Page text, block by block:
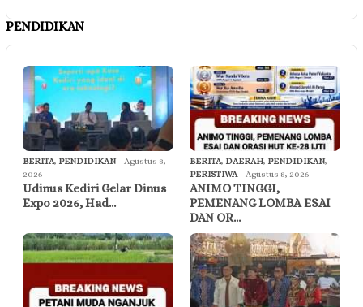
PENDIDIKAN
BERITA, PENDIDIKAN
Agustus 8,
2026
Udinus Kediri Gelar Dinus
Expo 2026, Had…
BERITA, DAERAH, PENDIDIKAN,
PERISTIWA
Agustus 8, 2026
ANIMO TINGGI,
PEMENANG LOMBA ESAI
DAN OR…